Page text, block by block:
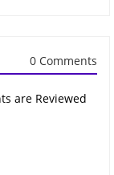
0 Comments
are Reviewed